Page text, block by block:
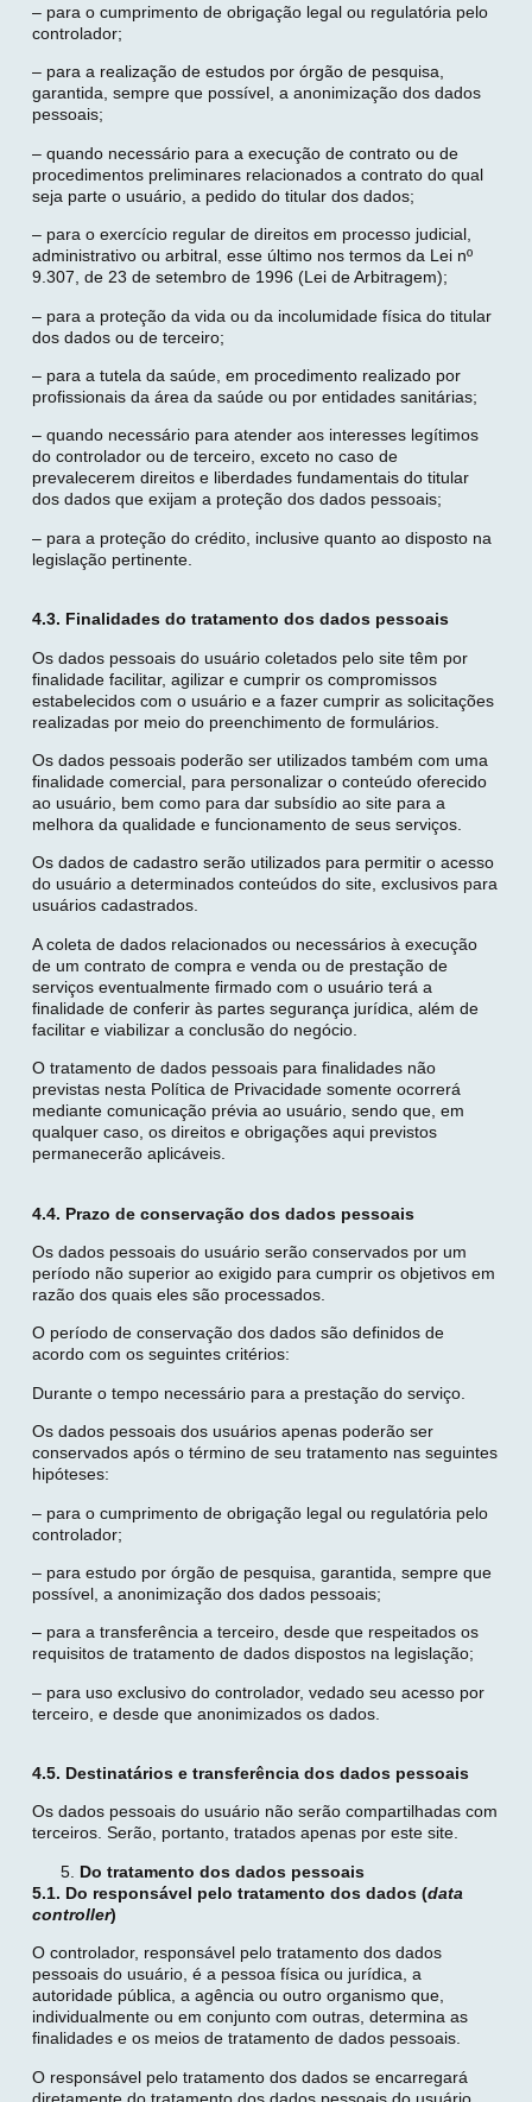
– para o cumprimento de obrigação legal ou regulatória pelo
controlador;
– para a realização de estudos por órgão de pesquisa,
garantida, sempre que possível, a anonimização dos dados
pessoais;
– quando necessário para a execução de contrato ou de
procedimentos preliminares relacionados a contrato do qual
seja parte o usuário, a pedido do titular dos dados;
– para o exercício regular de direitos em processo judicial,
administrativo ou arbitral, esse último nos termos da Lei nº
9.307, de 23 de setembro de 1996 (Lei de Arbitragem);
– para a proteção da vida ou da incolumidade física do titular
dos dados ou de terceiro;
– para a tutela da saúde, em procedimento realizado por
profissionais da área da saúde ou por entidades sanitárias;
– quando necessário para atender aos interesses legítimos
do controlador ou de terceiro, exceto no caso de
prevalecerem direitos e liberdades fundamentais do titular
dos dados que exijam a proteção dos dados pessoais;
– para a proteção do crédito, inclusive quanto ao disposto na
legislação pertinente.
4.3. Finalidades do tratamento dos dados pessoais
Os dados pessoais do usuário coletados pelo site têm por
finalidade facilitar, agilizar e cumprir os compromissos
estabelecidos com o usuário e a fazer cumprir as solicitações
realizadas por meio do preenchimento de formulários.
Os dados pessoais poderão ser utilizados também com uma
finalidade comercial, para personalizar o conteúdo oferecido
ao usuário, bem como para dar subsídio ao site para a
melhora da qualidade e funcionamento de seus serviços.
Os dados de cadastro serão utilizados para permitir o acesso
do usuário a determinados conteúdos do site, exclusivos para
usuários cadastrados.
A coleta de dados relacionados ou necessários à execução
de um contrato de compra e venda ou de prestação de
serviços eventualmente firmado com o usuário terá a
finalidade de conferir às partes segurança jurídica, além de
facilitar e viabilizar a conclusão do negócio.
O tratamento de dados pessoais para finalidades não
previstas nesta Política de Privacidade somente ocorrerá
mediante comunicação prévia ao usuário, sendo que, em
qualquer caso, os direitos e obrigações aqui previstos
permanecerão aplicáveis.
4.4. Prazo de conservação dos dados pessoais
Os dados pessoais do usuário serão conservados por um
período não superior ao exigido para cumprir os objetivos em
razão dos quais eles são processados.
O período de conservação dos dados são definidos de
acordo com os seguintes critérios:
Durante o tempo necessário para a prestação do serviço.
Os dados pessoais dos usuários apenas poderão ser
conservados após o término de seu tratamento nas seguintes
hipóteses:
– para o cumprimento de obrigação legal ou regulatória pelo
controlador;
– para estudo por órgão de pesquisa, garantida, sempre que
possível, a anonimização dos dados pessoais;
– para a transferência a terceiro, desde que respeitados os
requisitos de tratamento de dados dispostos na legislação;
– para uso exclusivo do controlador, vedado seu acesso por
terceiro, e desde que anonimizados os dados.
4.5. Destinatários e transferência dos dados pessoais
Os dados pessoais do usuário não serão compartilhadas com
terceiros. Serão, portanto, tratados apenas por este site.
Do tratamento dos dados pessoais
5.1. Do responsável pelo tratamento dos dados (data
controller)
O controlador, responsável pelo tratamento dos dados
pessoais do usuário, é a pessoa física ou jurídica, a
autoridade pública, a agência ou outro organismo que,
individualmente ou em conjunto com outras, determina as
finalidades e os meios de tratamento de dados pessoais.
O responsável pelo tratamento dos dados se encarregará
diretamente do tratamento dos dados pessoais do usuário.